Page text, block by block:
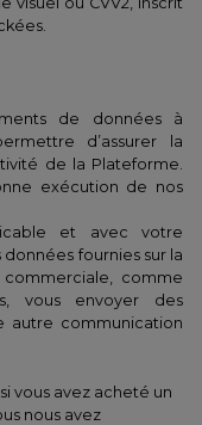
de données à
d’assurer la
de la Plateforme.
exécution de nos
et avec votre
fournies sur la
comme
vous envoyer des
autre communication
vous avez acheté un
nous avez